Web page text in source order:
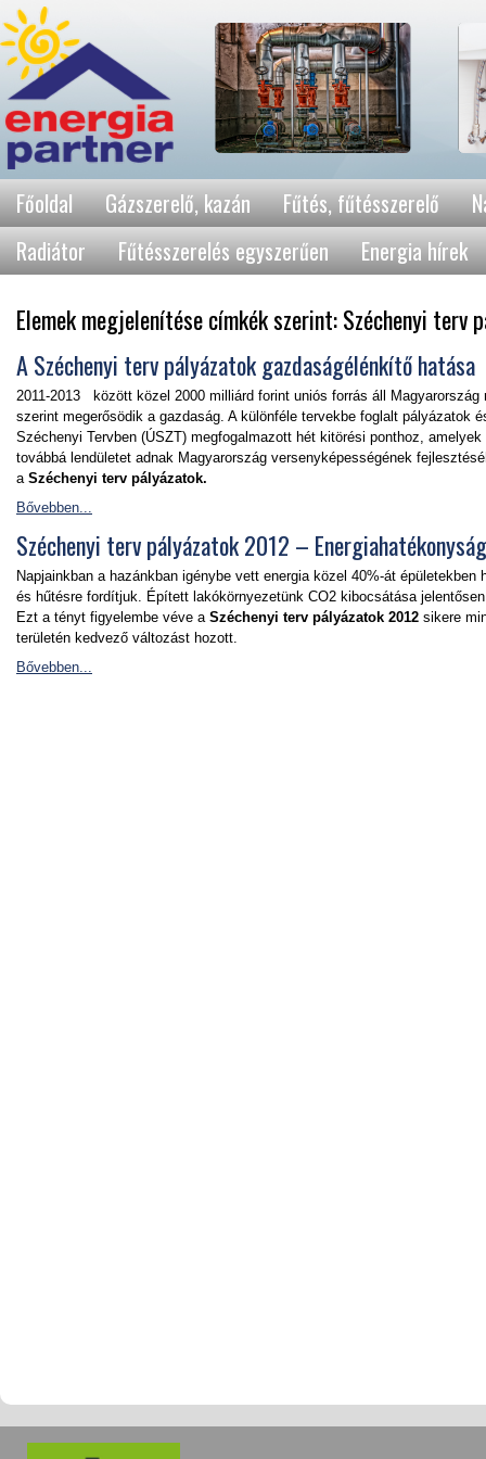
Főoldal Gázszerelő, kazán Fűtés, fűtésszerelő
Radiátor
Fűtésszerelés egyszerűen Energia hírek
Elemek megjelenítése címkék szerint: Széchenyi terv
A Széchenyi terv pályázatok gazdaságélénkítő hatása
2011-2013 között közel 2000 milliárd forint uniós forrás áll
szerint megerősödik a gazdaság. A különféle tervekbe foglalt pályázatok
Széchenyi Tervben (ÚSZT) megfogalmazott hét kitörési ponthoz,
továbbá lendületet adnak Magyarország versenyképességének
a Széchenyi terv pályázatok.
Bővebben...
Széchenyi terv pályázatok 2012 –
Napjainkban a hazánkban igénybe vett energia közel 40%-át
és hűtésre fordítjuk. Épített lakókörnyezetünk CO2 kibocsátása
Ezt a tényt figyelembe véve a Széchenyi terv pályázatok 2012 sikere
területén kedvező változást hozott.
Bővebben...